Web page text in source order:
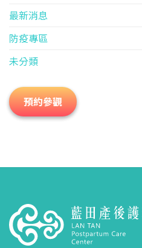
最新消息
防疫專區
未分類
預約參觀